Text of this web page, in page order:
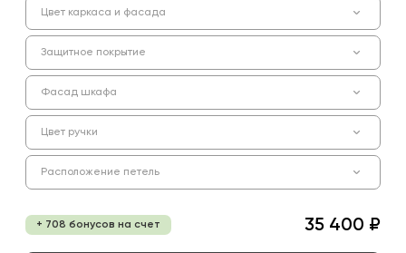
Цвет каркаса и фасада
Защитное покрытие
Фасад шкафа
Цвет ручки
Расположение петель
+ 708 бонусов на счет 35 400 ₽